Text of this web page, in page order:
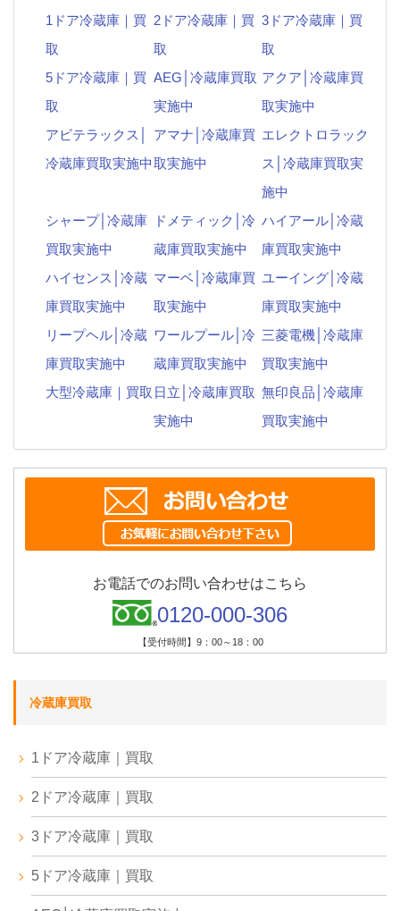
1ドア冷蔵庫｜買
取
2ドア冷蔵庫｜買
取
3ドア冷蔵庫｜買
取
5ドア冷蔵庫｜買
取
AEG│冷蔵庫買取
実施中
アクア│冷蔵庫買
取実施中
アビテラックス│
冷蔵庫買取実施中
アマナ│冷蔵庫買
取実施中
エレクトロラック
ス│冷蔵庫買取実
施中
シャープ│冷蔵庫
買取実施中
ドメティック│冷
蔵庫買取実施中
ハイアール│冷蔵
庫買取実施中
ハイセンス│冷蔵
庫買取実施中
マーベ│冷蔵庫買
取実施中
ユーイング│冷蔵
庫買取実施中
リープヘル│冷蔵
庫買取実施中
ワールプール│冷
蔵庫買取実施中
三菱電機│冷蔵庫
買取実施中
大型冷蔵庫｜買取 日立│冷蔵庫買取
実施中
無印良品│冷蔵庫
買取実施中
お電話でのお問い合わせはこちら
0120-000-306
【受付時間】9：00～18：00
冷蔵庫買取
1ドア冷蔵庫｜買取
2ドア冷蔵庫｜買取
3ドア冷蔵庫｜買取
5ドア冷蔵庫｜買取